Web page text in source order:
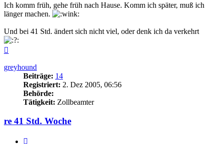
Ich komm früh, gehe früh nach Hause. Komm ich später, muß ich
länger machen.
Und bei 41 Std. ändert sich nicht viel, oder denk ich da verkehrt
greyhound
Beiträge: 14
Registriert: 2. Dez 2005, 06:56
Behörde:
Tätigkeit: Zollbeamter
re 41 Std. Woche